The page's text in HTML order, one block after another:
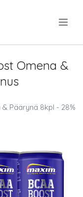
Omena &
Päärynä 8kpl - 28%